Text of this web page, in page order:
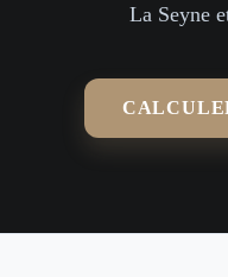
La Seyne